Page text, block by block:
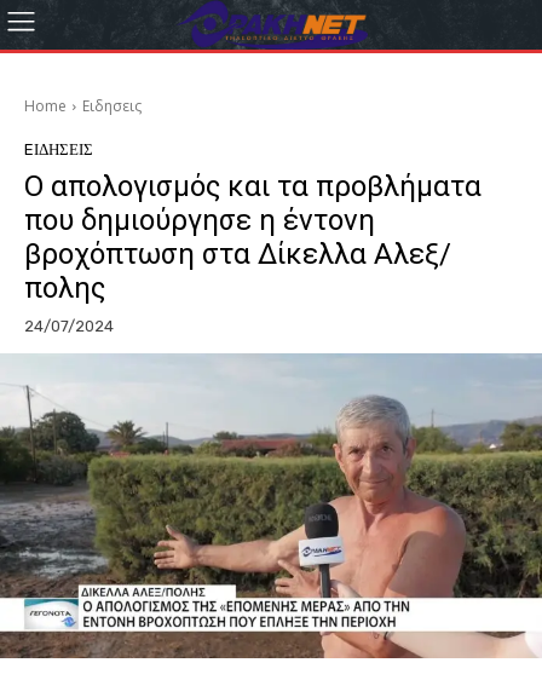
Home Eιδησεις
EΙΔΗΣΕΙΣ
Ο απολογισμός και τα προβλήματα
που δημιούργησε η έντονη
βροχόπτωση στα Δίκελλα Αλεξ/
πολης
24/07/2024